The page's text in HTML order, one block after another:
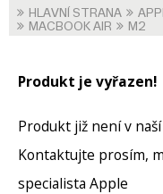
HLAVNÍ STRANA
MACBOOK AIR
M2
Produkt je vyřazen!
Produkt již není v
Kontaktujte prosím,
specialista Apple